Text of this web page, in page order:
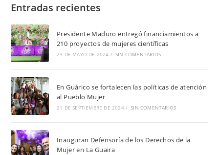
Entradas recientes
Presidente Maduro entregó financiamientos a
210 proyectos de mujeres científicas
23 DE MAYO DE 2024 / SIN COMENTARIOS
En Guárico se fortalecen las políticas de atención
al Pueblo Mujer
21 DE SEPTIEMBRE DE 2024 / SIN COMENTARIOS
Inauguran Defensoría de los Derechos de la
Mujer en La Guaira